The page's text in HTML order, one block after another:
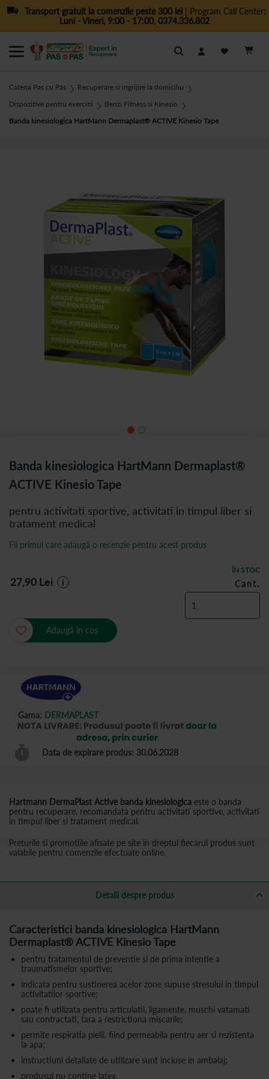
Transport gratuit la comenzile peste 300 lei| Program Call Center:
Luni - Vineri, 9:00 - 17:00, 0374.336.802
Cautare
Catena Pas cu Pas ❯ Recuperare si ingrijire la domiciliu ❯
Dispozitive pentru exercitii ❯ Benzi Fitness si Kinesio ❯
Banda kinesiologica HartMann Dermaplast® ACTIVE Kinesio Tape
Gama: DERMAPLAST
Data de expirare produs: 30.06.2028
Hartmann DermaPlast Active banda kinesiologica este o banda
pentru recuperare, recomandata pentru activitati sportive, activitati
in timpul liber si tratament medical.
Banda kinesiologica HartMann Dermaplast®
ACTIVE Kinesio Tape
pentru activitati sportive, activitati in timpul liber si
tratament medical
ÎN STOC
Fii primul care adaugă o recenzie pentru acest produs
27,90 Lei i Cant.
Adaugă în coș
Preturile si promotiile afisate pe site in dreptul fiecarui produs sunt
valabile pentru comenzile efectuate online.
Detalii despre produs
Caracteristici banda kinesiologica HartMann
Dermaplast® ACTIVE Kinesio Tape
pentru tratamentul de preventie si de prima intentie a
traumatismelor sportive;
indicata pentru sustinerea acelor zone supuse stresului in timpul
activitatilor sportive;
poate fi utilizata pentru articulatii, ligamente, muschi vatamati
sau contractati, fara a restrictiona miscarile;
permite respiratia pielii, fiind permeabila pentru aer si rezistenta
la apa;
instructiuni detaliate de utilizare sunt incluse in ambalaj;
produsul nu contine latex.